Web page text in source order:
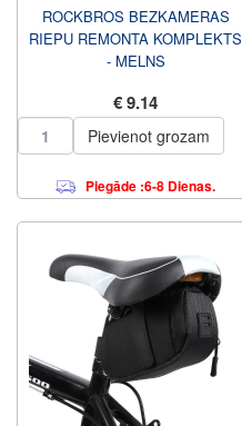
ROCKBROS BEZKAMERAS
RIEPU REMONTA KOMPLEKTS
- MELNS
€ 9.14
Pievienot grozam
Piegāde :6-8 Dienas.